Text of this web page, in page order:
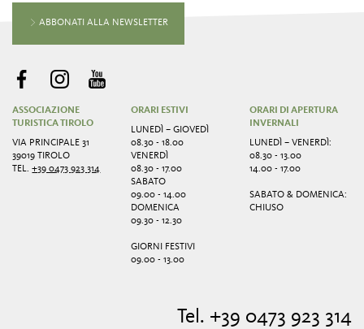
ABBONATI ALLA NEWSLETTER
ASSOCIAZIONE
TURISTICA TIROLO
VIA PRINCIPALE 31
39019 TIROLO
TEL.+39 0473 923 314
ORARI ESTIVI
LUNEDÌ – GIOVEDÌ
08.30 - 18.00
VENERDÌ
08.30 - 17.00
SABATO
09.00 - 14.00
DOMENICA
09.30 - 12.30
GIORNI FESTIVI
09.00 - 13.00
ORARI DI APERTURA
INVERNALI
LUNEDÌ – VENERDÌ:
08.30 - 13.00
14.00 - 17.00
SABATO & DOMENICA:
CHIUSO
Tel. +39 0473 923 314